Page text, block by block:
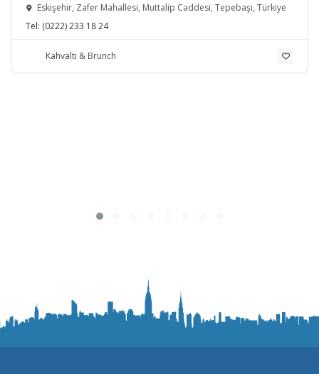
Eskişehir, Zafer Mahallesi, Muttalip Caddesi, Tepebaşı, Türkiye
Tel: (0222) 233 18 24
Kahvaltı & Brunch